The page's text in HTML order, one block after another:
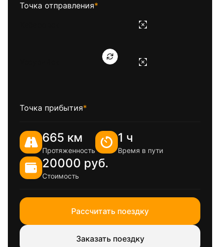
Точка отправления*
Точка прибытия*
665 км
Протяженность
1 ч
Время в пути
20000 руб.
Стоимость
Рассчитать поездку
Заказать поездку